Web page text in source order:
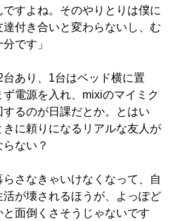
すよね。そのやりとりは僕に
達付き合いと変わらないし、む
です」
あり、1台はベッド横に置
ず電源を入れ、mixiのマイミク
るのが日課だとか。とはい
きに頼りになるリアルな友人が
ない？
らさなきゃいけなくなって、自
活が壊されるほうが、よっぽど
面倒くさそうじゃないです